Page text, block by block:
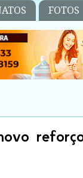
FOTOS